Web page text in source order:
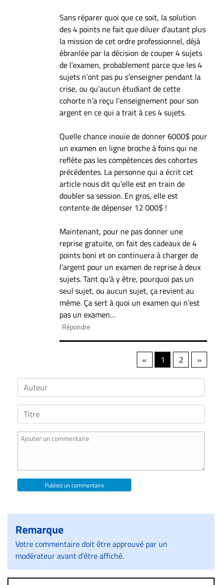
Sans réparer quoi que ce soit, la solution
des 4 points ne fait que diluer d’autant plus
la mission de cet ordre professionnel, déjà
ébranlée par la décision de couper 4 sujets
de l’examen, probablement parce que les 4
sujets n’ont pas pu s’enseigner pendant la
crise, ou qu’aucun étudiant de cette
cohorte n’a reçu l’enseignement pour son
argent en ce qui a trait à ces 4 sujets.
Quelle chance inouïe de donner 6000$ pour
un examen en ligne broche à foins qui ne
reflète pas les compétences des cohortes
précédentes. La personne qui a écrit cet
article nous dit qu’elle est en train de
doubler sa session. En gros, elle est
contente de dépenser 12 000$ !
Maintenant, pour ne pas donner une
reprise gratuite, on fait des cadeaux de 4
points boni et on continuera à charger de
l’argent pour un examen de reprise à deux
sujets. Tant qu’à y être, pourquoi pas un
seul sujet, ou aucun sujet, ça revient au
même. Ça sert à quoi un examen qui n’est
pas un examen…
Répondre
« 1 2 »
Publiez un commentaire
Remarque
Votre commentaire doit être approuvé par un
modérateur avant d’être affiché.